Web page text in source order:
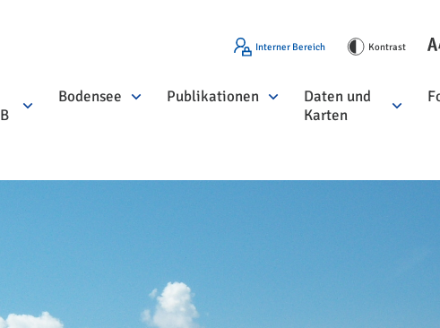
Interner Bereich Kontrast
Bodensee Publikationen
Daten und
Karten